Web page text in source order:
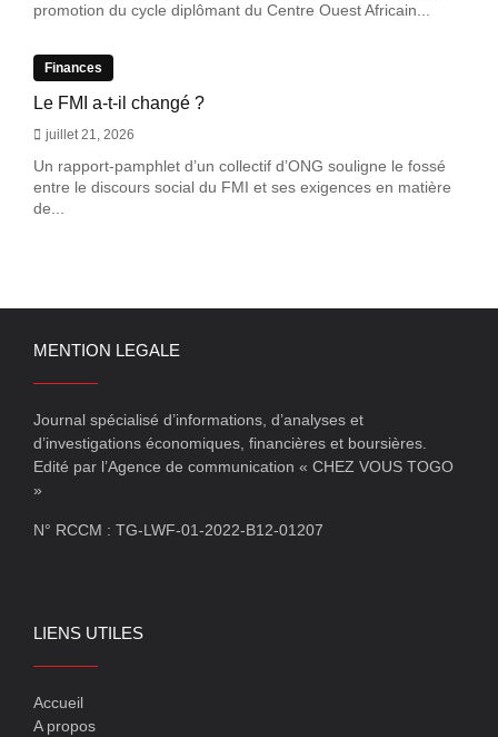
promotion du cycle diplômant du Centre Ouest Africain...
Finances
Le FMI a-t-il changé ?
juillet 21, 2026
Un rapport-pamphlet d’un collectif d’ONG souligne le fossé
entre le discours social du FMI et ses exigences en matière
de...
MENTION LEGALE
Journal spécialisé d’informations, d’analyses et
d’investigations économiques, financières et boursières.
Edité par l’Agence de communication « CHEZ VOUS TOGO
»
N° RCCM : TG-LWF-01-2022-B12-01207
LIENS UTILES
Accueil
A propos